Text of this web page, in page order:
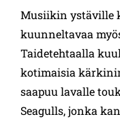
Musiikin ystäville
kuunneltavaa
Taidetehtaalla
kotimaisia
saapuu lavalle
Seagulls, jonka